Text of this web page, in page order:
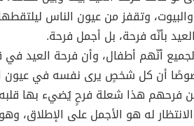
وتقفز من عيون الناس
بأنّه فرحة، بل أجمل فرحة.
أنّهم أطفال، وأن فرحة العيد
أن كل شخصٍ يرى نفسه في عيون
فرحهم هذا شعلة فرحٍ يُضيء بها
له هو الأجمل على الإطلاق،